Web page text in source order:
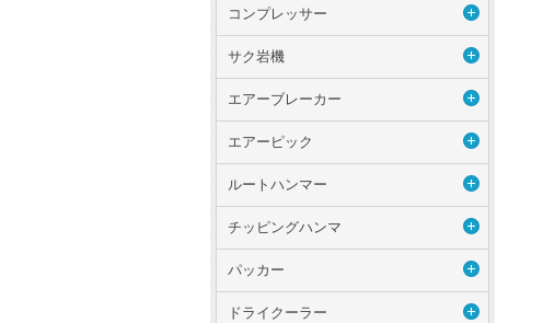
コンプレッサー
サク岩機
エアーブレーカー
エアーピック
ルートハンマー
チッピングハンマ
パッカー
ドライクーラー